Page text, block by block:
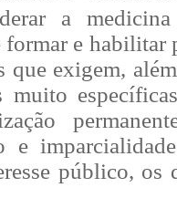
a
formar e habilitar
que exigem,
muito
e
público, os